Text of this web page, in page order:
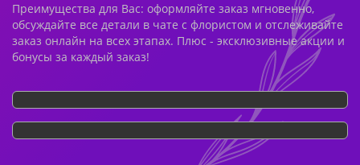
Преимущества для Вас: оформляйте заказ мгновенно,
обсуждайте все детали в чате с флористом и отслеживайте
заказ онлайн на всех этапах. Плюс - эксклюзивные акции и
бонусы за каждый заказ!